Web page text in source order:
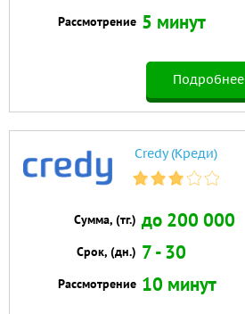
Рассмотрение 5 минут
Подробнее
Credy (Креди)
Сумма, (тг.) до 200 000
Срок, (дн.) 7 - 30
Рассмотрение 10 минут